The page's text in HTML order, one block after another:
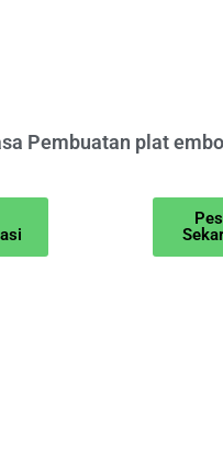
Pembuatan plat